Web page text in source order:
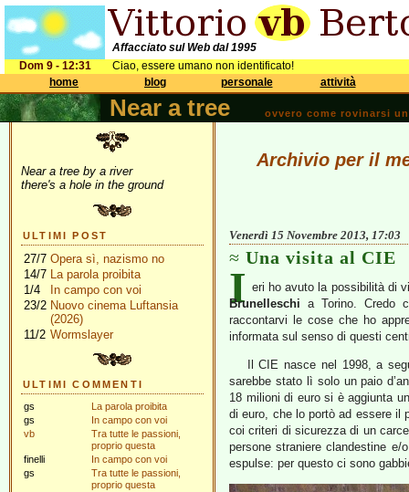
Affacciato sul Web dal 1995
Dom 9 - 12:31
Ciao, essere umano non identificato!
home
blog personale attività
Near a tree ovvero come rovinarsi
Near a tree by a river
there's a hole in the ground
ULTIMI POST
27/7 Opera sì, nazismo no
14/7 La parola proibita
1/4
In campo con voi
23/2 Nuovo cinema Luftansia
(2026)
11/2 Wormslayer
ULTIMI COMMENTI
gs
La parola proibita
gs
In campo con voi
vb
Tra tutte le passioni,
proprio questa
finelli
In campo con voi
gs
Tra tutte le passioni,
proprio questa
Archivio per il
Venerdì 15 Novembre 2013, 17:03
Una visita al CIE
I eri ho avuto la possibilità di
Brunelleschi a Torino. Credo
raccontarvi le cose che ho
informata sul senso di questi
Il CIE nasce nel 1998, a
sarebbe stato lì solo un paio
18 milioni di euro si è aggiunta
di euro, che lo portò ad essere il
coi criteri di sicurezza di un
persone straniere clandestine e/
espulse: per questo ci sono